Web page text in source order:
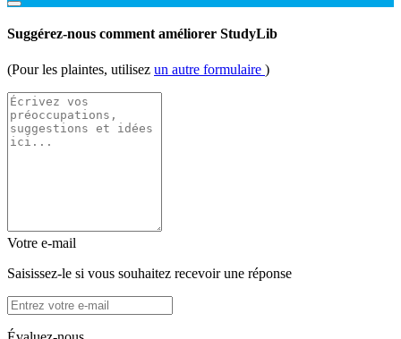
Suggérez-nous comment améliorer StudyLib
(Pour les plaintes, utilisez un autre formulaire )
Votre e-mail
Saisissez-le si vous souhaitez recevoir une réponse